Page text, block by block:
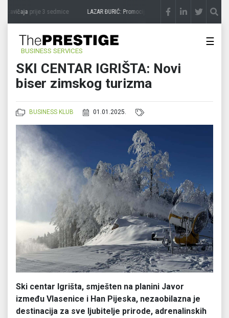
prije 3 sedmice LAZAR ĐURIĆ: Promocija potencijal pretvara u destinaciju
BUSINESS SERVICES
☰
SKI CENTAR IGRIŠTA: Novi
biser zimskog turizma
BUSINESS KLUB 01.01.2025.
Ski centar Igrišta, smješten na planini Javor
između Vlasenice i Han Pijeska, nezaobilazna je
destinacija za sve ljubitelje prirode, adrenalinskih